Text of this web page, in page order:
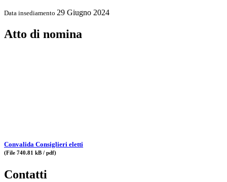
Data insediamento 29 Giugno 2024
Atto di nomina
Convalida Consiglieri eletti
(File 740.81 kB / pdf)
Contatti